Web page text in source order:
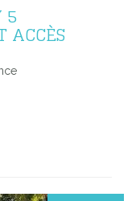
5
ACCÈS